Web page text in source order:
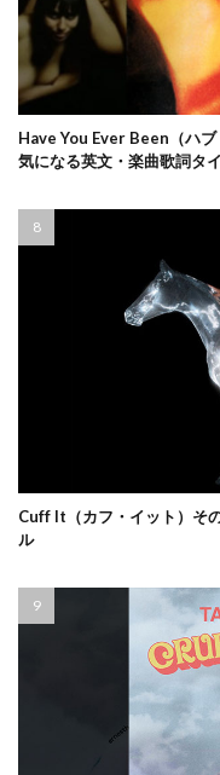
Have You Ever Been（ハ
気になる英文・楽曲歌詞タ
Cuff It（カフ・イット）そ
ル